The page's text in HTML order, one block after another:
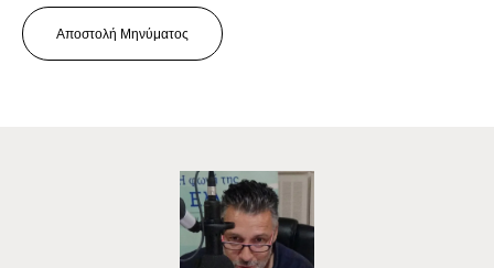
Αποστολή Μηνύματος